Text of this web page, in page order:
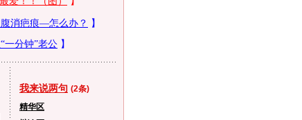
我来说两句 (2条)
精华区